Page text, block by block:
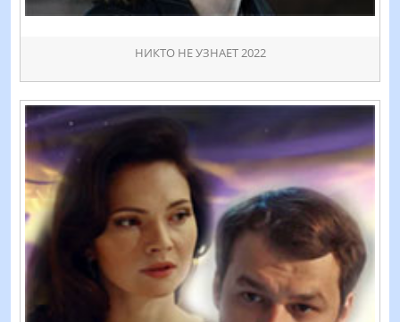
НИКТО НЕ УЗНАЕТ 2022